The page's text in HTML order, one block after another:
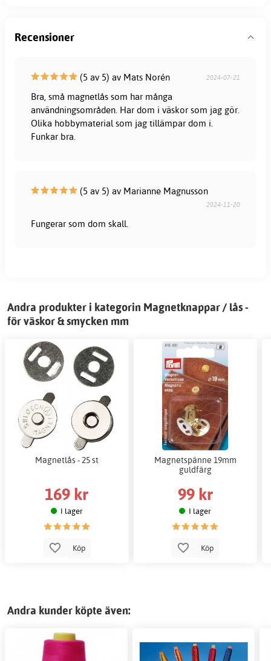
Recensioner
(5 av 5) av Mats Norén 2024-07-21
Bra, små magnetlås som har många
användningsområden. Har dom i väskor som jag gör.
Olika hobbymaterial som jag tillämpar dom i.
Funkar bra.
(5 av 5) av Marianne Magnusson
2024-11-20
Fungerar som dom skall.
Andra produkter i kategorin Magnetknappar / lås -
för väskor & smycken mm
Magnetlås - 25 st
169 kr
I lager
Köp
Magnetspänne 19mm
guldfärg
99 kr
I lager
Köp
Andra kunder köpte även: